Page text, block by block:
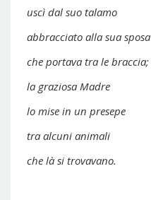
uscì dal suo talamo
abbracciato alla sua sposa
che portava tra le braccia;
la graziosa Madre
lo mise in un presepe
tra alcuni animali
che là si trovavano.